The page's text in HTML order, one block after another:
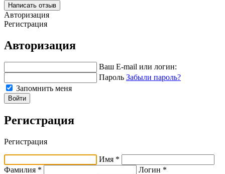
Написать отзыв
Авторизация
Регистрация
Авторизация
Ваш E-mail или логин:
Пароль Забыли пароль?
Запомнить меня
Войти
Регистрация
Регистрация
Имя *
Фамилия *
Логин *